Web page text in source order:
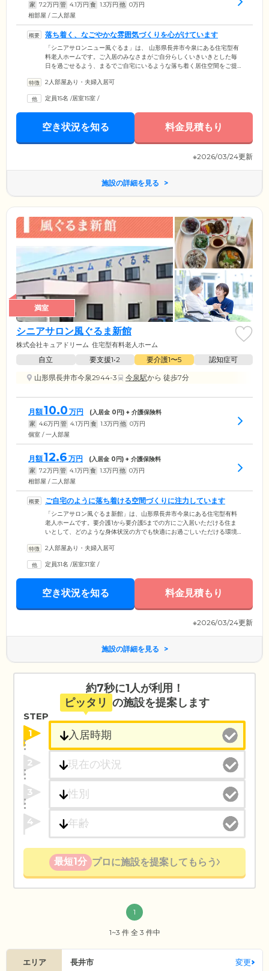
家 7.2万円 管 4.1万円 食 1.3万円 他 0万円
相部屋 / 二人部屋
落ち着く、なごやかな雰囲気づくりを心がけています
「シニアサロンニュー風ぐるま」は、 山形県長井市今泉にある住宅型有
料老人ホームです。ご入居のみなさまがご自分らしくいきいきとした毎
日を過ごせるよう、まるでご自宅にいるような落ち着く居住空間をご提
はご入居者様とスタッフの笑顔であふれています。ご入居者様の生活の
部屋には、ご夫婦やごきょうだい、親子で一緒にご入居いただくことも
可能です。ご入居前のご見学や相談など、ぜひお気軽にお問い合わせく
2人部屋あり・夫婦入居可
定員15名 /居室15室 /
空き状況を知る 料金見積もり
※2026/03/24更新
施設の詳細を見る
満室
シニアサロン風ぐるま新館
株式会社キュアドリーム 住宅型有料老人ホーム
自立 要支援1•2 要介護1〜5
認知症可
山形県長井市今泉2944-3
今泉駅から 徒歩7分
月額10.0 万円 (入居金 0円) + 介護保険料
家 4.6万円 管 4.1万円 食 1.3万円 他 0万円
個室 / 一人部屋
月額12.6 万円 (入居金 0円) + 介護保険料
家 7.2万円 管 4.1万円 食 1.3万円 他 0万円
相部屋 / 二人部屋
ご自宅のように落ち着ける空間づくりに注力しています
「シニアサロン風ぐるま新館」は、山形県長井市今泉にある住宅型有料
老人ホームです。要介護1から要介護5までの方にご入居いただける住ま
いとして、どのような身体状況の方でも快適にお過ごしいただける環境
す。ご入居者様の生活の拠点となるお部屋は、ひとり部屋とふたり部屋
にご入居いただくことも可能です。プライバシーがしっかりと守られた
空間になっていますので、ご入居者様それぞれのペースでお過ごしいた
2人部屋あり・夫婦入居可
定員31名 /居室31室 /
空き状況を知る 料金見積もり
※2026/03/24更新
施設の詳細を見る
約7秒に1人が利用！
ピッタリ の施設を提案します
STEP
1
2
3
4
最短1分 プロに施設を提案してもらう
1
1~3 件 全 3 件中
エリア 長井市 変更